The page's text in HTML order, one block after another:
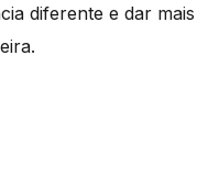
diferente e dar mais